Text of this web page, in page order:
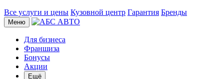
Все услуги и цены Кузовной центр Гарантия Бренды
Меню
Для бизнеса
Франшиза
Бонусы
Акции
Ещё